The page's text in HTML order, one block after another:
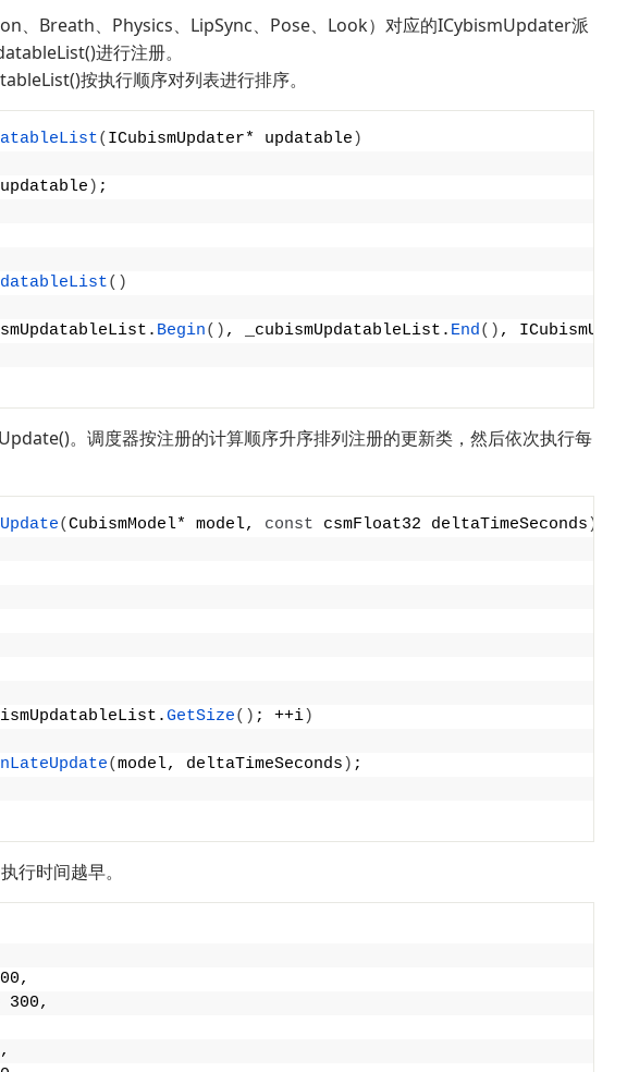
、Breath、Physics、LipSync、Pose、Look）对应的ICybismUpdater派
进行注册。
按执行顺序对列表进行排序。
( ICubismUpdater* updatable )
updatable ) ;
()
Begin() , _cubismUpdatableList. End() ,
。调度器按注册的计算顺序升序排列注册的更新类，然后依次执行每
(CubismModel* model, const csmFloat32 deltaTimeSeconds )
GetSize() ; ++i)
(model, deltaTimeSeconds ) ;
时间越早。
300,